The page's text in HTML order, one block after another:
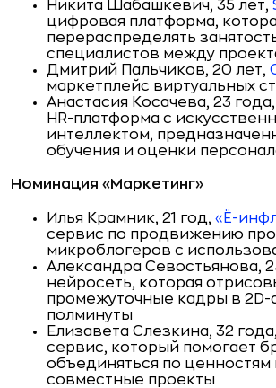
Никита Шабашкевич, 35 лет,
цифровая платформа,
перераспределять
специалистов между
Дмитрий Пальчиков, 20 лет,
маркетплейс виртуальных
Анастасия Косачева, 23 года,
HR-платформа с
интеллектом,
обучения и оценки
Номинация «Маркетинг»
Илья Крамник, 21 год, «Ё-
сервис по продвижению
микроблогеров с
Александра Севостьянова,
нейросеть, которая
промежуточные кадры в 2D-
полминуты
Елизавета Слезкина, 32 года,
сервис, который помогает
объединяться по ценностям
совместные проекты